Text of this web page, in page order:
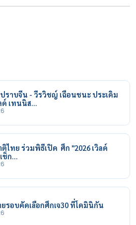
าบจีน - วีรวิชญ์ เฉือนชนะ ประเดิม
ด์ เทนนิส…
ไทย ร่วมพิธีเปิด ศึก "2026 เวิลด์
ช็ก…
รอบคัดเลือกศึกเจ30 ที่โดมินิกัน